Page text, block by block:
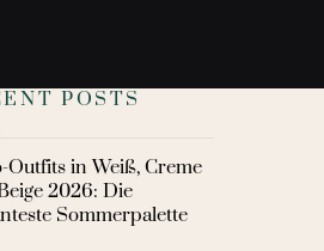
POSTS
Outfits in Weiß, Creme
2026: Die
Sommerpalette